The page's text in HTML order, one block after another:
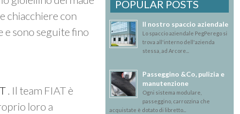
chiacchiere con
e sono seguite fino
. Il team FIAT è
loro a
POPULAR POSTS
Il nostro spaccio aziendale
Lo spaccio aziendale PegPerego si
trova all'interno dell'azienda
stessa, ad Arcore...
Passeggino &Co, pulizia e
manutenzione
Ogni sistema modulare,
passeggino, carrozzina che
acquistate è dotato di libretto...